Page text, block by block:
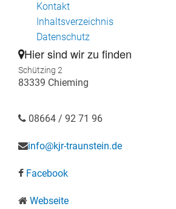
Kontakt
Inhaltsverzeichnis
Datenschutz
Hier sind wir zu finden
Schützing 2
83339 Chieming
08664 / 92 71 96
info@kjr-traunstein.de
Facebook
Webseite